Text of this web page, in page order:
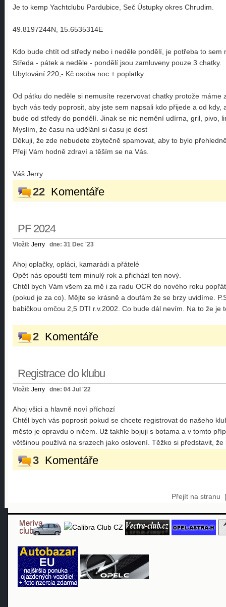
Je to kemp Yachtclubu Pardubice, Seč Ústupky okres Chrudim.
49.8197244N, 15.6535314E
Kdo bude chtít od středy nebo i neděle pondělí, je potřeba to sem
Středa - pátek a neděle - pondělí jsou zamluveny pouze 3 chatky.
Ubytování 220,- Kč osoba noc + poplatky
Od pátku do neděle si nemusíte rezervovat chatky protože
bych vás tedy poprosit, aby jste sem napsali kdo přijede a od
bude od středy do pondělí. Jinak se nic nemění udírna, gril, pivo,
Myslím, že času na udělání si času je dost
Děkuji, že zde nebudete zbytečně spamovat, aby to bylo
Přeji Vám hodně zdraví a těším se na Vás.
Váš Jerry
22 Komentáře
PF 2024
Vložil: Jerry dne: 31 Dec '23
Ahoj oplačky, opláci, kamarádi a přátelé
Opět nás opouští tem minulý rok a přichází ten nový.
Chtěl bych Vám všem za mě i za radu OCR do nového roku
(pokud je za co). Mějte se krásně a doufám že se brzy uvidíme.
babičkou omčou 2,5 DTI r.v.2002. Co bude dál nevím. Na to že
2 Komentáře
Registrace do klubu
Vložil: Jerry dne: 04 Jul '22
Ahoj všici a hlavně noví příchozí
Chtěl bych vás poprosit pokud se chcete registrovat do našeho
město je opravdu o ničem. Už takhle bojuji s botama a v tomto
většinou používá na srazech jako oslovení. Těžko si představit,
3 Komentáře
Přejít na stranu [